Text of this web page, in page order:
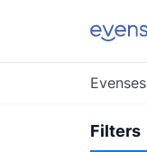
Evenses
Filters